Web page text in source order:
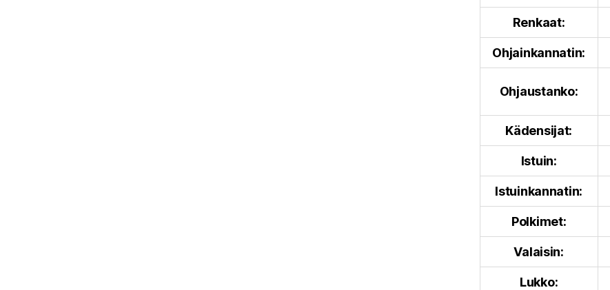
Renkaat:
Ohjainkannatin:
Ohjaustanko:
Kädensijat:
Istuin:
Istuinkannatin:
Polkimet:
Valaisin:
Lukko: